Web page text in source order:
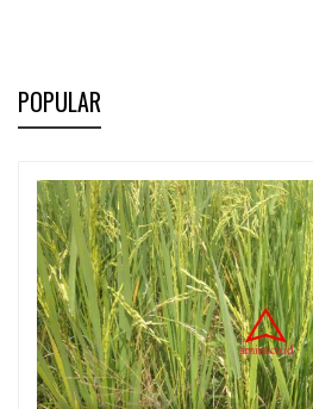
POPULAR